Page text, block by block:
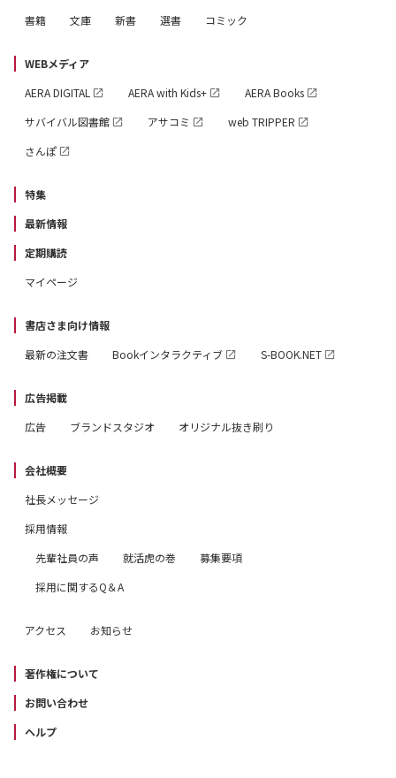
書籍
文庫 新書 選書 コミック
WEBメディア
AERA DIGITAL
AERA with Kids+
AERA Books
サバイバル図書館
アサコミ
web TRIPPER
さんぽ
特集
最新情報
定期購読
マイページ
書店さま向け情報
最新の注文書
Bookインタラクティブ S-BOOK.NET
広告掲載
広告
ブランドスタジオ オリジナル抜き刷り
会社概要
社長メッセージ
採用情報
先輩社員の声
就活虎の巻
募集要項
採用に関するQ＆A
アクセス お知らせ
著作権について
お問い合わせ
ヘルプ